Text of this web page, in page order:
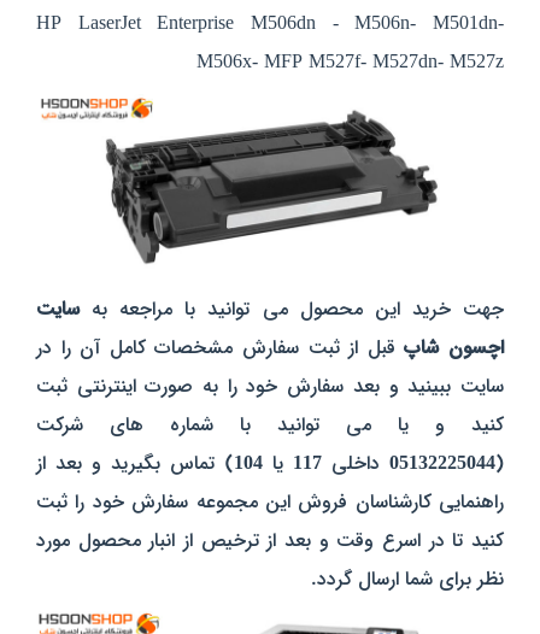
HP LaserJet Enterprise M506dn - M506n- M501dn-
M506x- MFP M527f- M527dn- M527z
جهت خرید این محصول می توانید با مراجعه بهسایت
اچسون شاپقبل از ثبت سفارش مشخصات کامل آن را در
سایت ببینید و بعد سفارش خود را به صورت اینترنتی ثبت
کنید و یا می توانید با شماره های شرکت
(
05132225044داخلی117 یا104) تماس بگیرید و بعد از
راهنمایی کارشناسان فروش این مجموعه سفارش خود را ثبت
کنید تا در اسرع وقت و بعد از ترخیص از انبار محصول مورد
نظر برای شما ارسال گردد.